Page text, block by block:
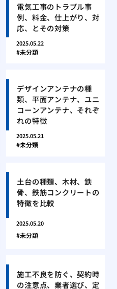
電気工事のトラブル事
例、料金、仕上がり、対
応、とその対策
2025.05.22
未分類
デザインアンテナの種
類、平面アンテナ、ユニ
コーンアンテナ、それぞ
れの特徴
2025.05.21
未分類
土台の種類、木材、鉄
骨、鉄筋コンクリートの
特徴を比較
2025.05.20
未分類
施工不良を防ぐ、契約時
の注意点、業者選び、定